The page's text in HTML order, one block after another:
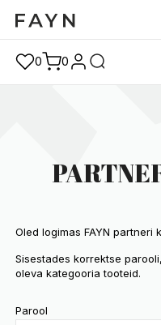
0 0
Oled logimas FAYN partneri
Sisestades korrektse
oleva kategooria tooteid.
Parool